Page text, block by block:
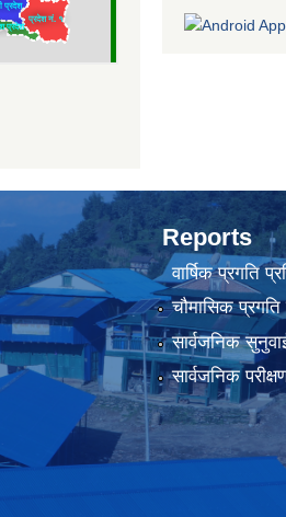
Reports
वार्षिक प्रगति
चौमासिक प्रगति
सार्वजनिक
सार्वजनिक